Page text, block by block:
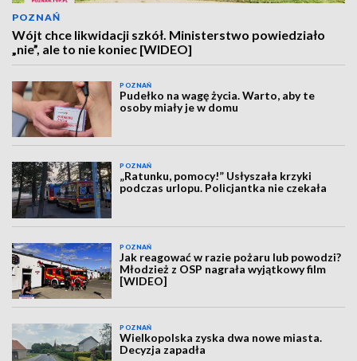
POZNAŃ
Wójt chce likwidacji szkół. Ministerstwo powiedziało
„nie”, ale to nie koniec [WIDEO]
POZNAŃ
Pudełko na wagę życia. Warto, aby te
osoby miały je w domu
POZNAŃ
„Ratunku, pomocy!” Usłyszała krzyki
podczas urlopu. Policjantka nie czekała
POZNAŃ
Jak reagować w razie pożaru lub powodzi?
Młodzież z OSP nagrała wyjątkowy film
[WIDEO]
POZNAŃ
Wielkopolska zyska dwa nowe miasta.
Decyzja zapadła